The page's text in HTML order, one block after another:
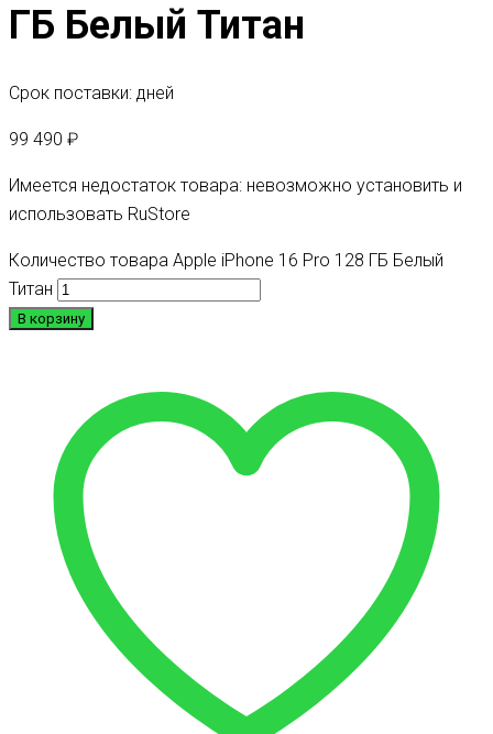
ГБ Белый Титан
Срок поставки: дней
99 490 ₽
Имеется недостаток товара: невозможно установить и
использовать RuStore
Количество товара Apple iPhone 16 Pro 128 ГБ Белый
Титан
В корзину